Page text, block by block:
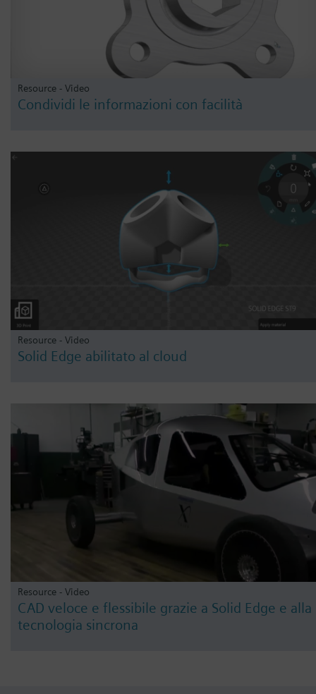
Resource - Video
Condividi le informazioni con facilità
Resource - Video
Solid Edge abilitato al cloud
Resource - Video
CAD veloce e flessibile grazie a Solid Edge e alla
tecnologia sincrona